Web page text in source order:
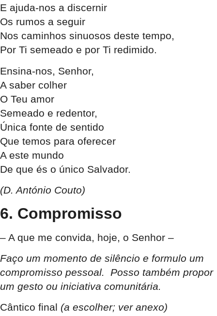
E ajuda-nos a discernir
Os rumos a seguir
Nos caminhos sinuosos deste tempo,
Por Ti semeado e por Ti redimido.
Ensina-nos, Senhor,
A saber colher
O Teu amor
Semeado e redentor,
Única fonte de sentido
Que temos para oferecer
A este mundo
De que és o único Salvador.
(D. António Couto)
6. Compromisso
– A que me convida, hoje, o Senhor –
Faço um momento de silêncio e formulo um
compromisso pessoal. Posso também propor
um gesto ou iniciativa comunitária.
Cântico final (a escolher; ver anexo)